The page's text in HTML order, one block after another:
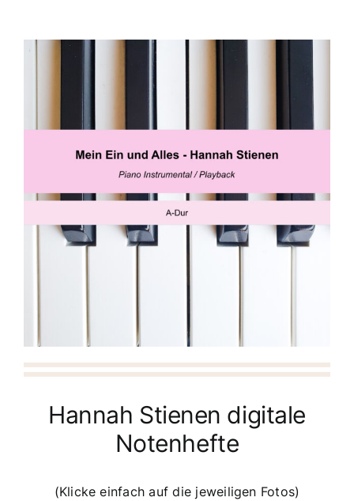
Hannah Stienen digitale
Notenhefte
(Klicke einfach auf die jeweiligen Fotos)